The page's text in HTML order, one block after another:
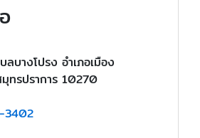
บางโปรง อำเภอเมือง
ทรปราการ 10270